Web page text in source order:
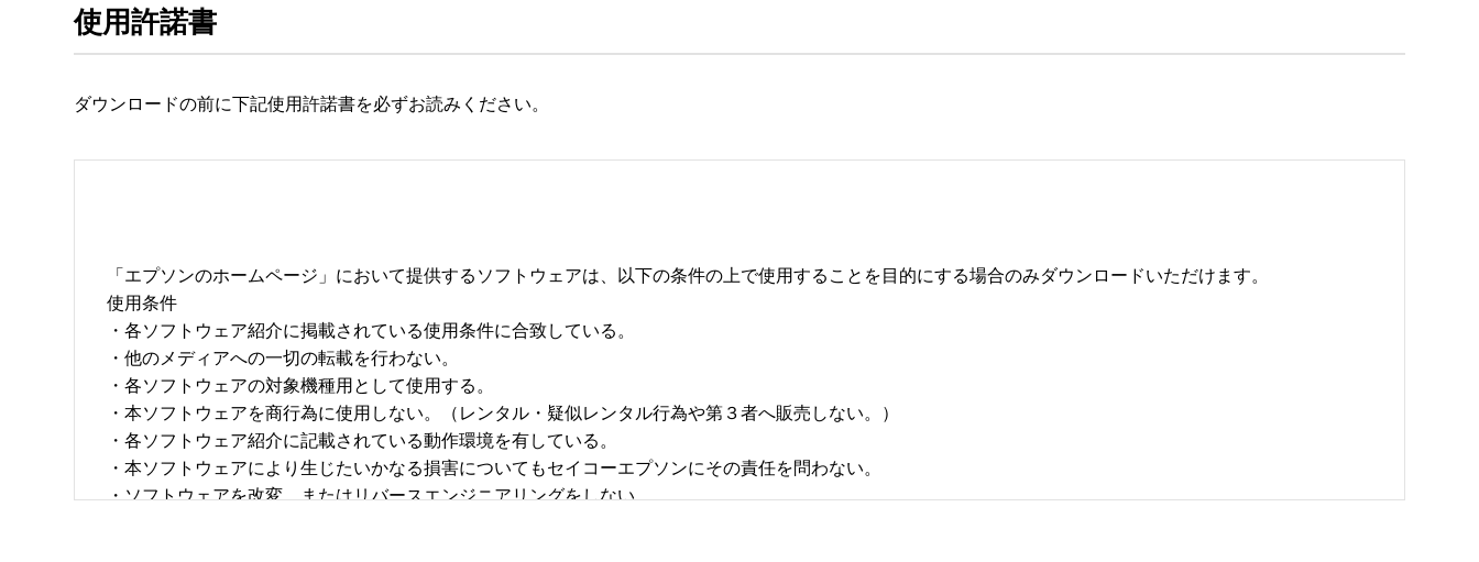
使用許諾書
ダウンロードの前に下記使用許諾書を必ずお読みください。
「エプソンのホームページ」において提供するソフトウェアは、以下の条件の上で使用することを目的にする場合のみダウンロードいただけます。
使用条件
・各ソフトウェア紹介に掲載されている使用条件に合致している。
・他のメディアへの一切の転載を行わない。
・各ソフトウェアの対象機種用として使用する。
・本ソフトウェアを商行為に使用しない。（レンタル・疑似レンタル行為や第３者へ販売しない。）
・各ソフトウェア紹介に記載されている動作環境を有している。
・本ソフトウェアにより生じたいかなる損害についてもセイコーエプソンにその責任を問わない。
・ソフトウェアを改変、またはリバースエンジニアリングをしない。